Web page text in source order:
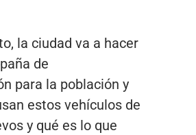
la ciudad va a hacer
de
para la población y
estos vehículos de
y qué es lo que